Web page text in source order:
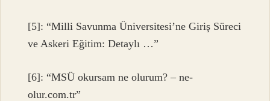
[5]: “Milli Savunma Üniversitesi’ne Giriş Süreci
ve Askeri Eğitim: Detaylı …”
[6]: “MSÜ okursam ne olurum? – ne-
olur.com.tr”